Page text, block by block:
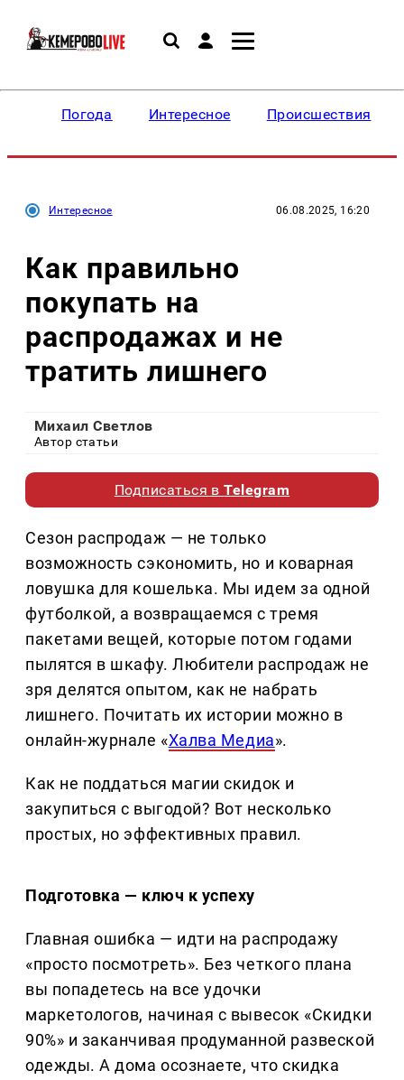
Погода Интересное Происшествия
Интересное 06.08.2025, 16:20
Как правильно
покупать на
распродажах и не
тратить лишнего
Михаил Светлов
Автор статьи
Подписаться вTelegram
Сезон распродаж — не только
возможность сэкономить, но и коварная
ловушка для кошелька. Мы идем за одной
футболкой, а возвращаемся с тремя
пакетами вещей, которые потом годами
пылятся в шкафу. Любители распродаж не
зря делятся опытом, как не набрать
лишнего. Почитать их истории можно в
онлайн-журнале «Халва Медиа».
Как не поддаться магии скидок и
закупиться с выгодой? Вот несколько
простых, но эффективных правил.
Подготовка — ключ к успеху
Главная ошибка — идти на распродажу
«просто посмотреть». Без четкого плана
вы попадетесь на все удочки
маркетологов, начиная с вывесок «Скидки
90%» и заканчивая продуманной развеской
одежды. А дома осознаете, что скидка